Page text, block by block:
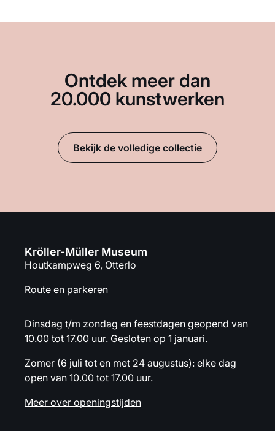
Ontdek meer dan
20.000 kunstwerken
Bekijk de volledige collectie
Kröller-Müller Museum
Houtkampweg 6, Otterlo
Route en parkeren
Dinsdag t/m zondag en feestdagen geopend van
10.00 tot 17.00 uur. Gesloten op 1 januari.
Zomer (6 juli tot en met 24 augustus): elke dag
open van 10.00 tot 17.00 uur.
Meer over openingstijden